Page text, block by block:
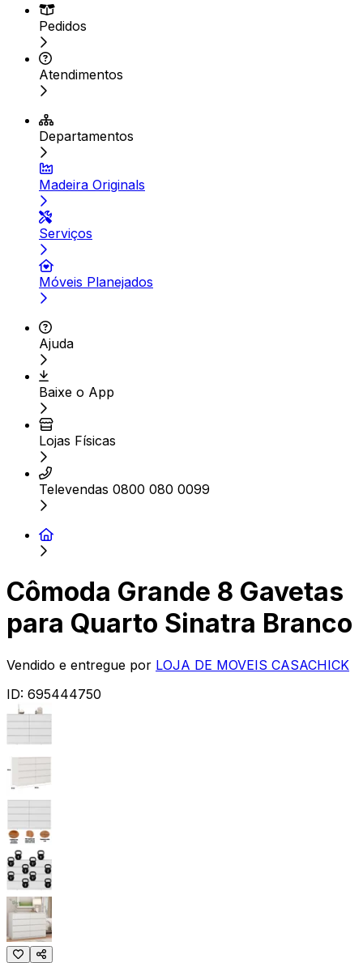
Pedidos
Atendimentos
Departamentos
Madeira Originals
Serviços
Móveis Planejados
Ajuda
Baixe o App
Lojas Físicas
Televendas 0800 080 0099
Cômoda Grande 8 Gavetas
para Quarto Sinatra Branco
Vendido e entregue por LOJA DE MOVEIS CASACHICK
ID: 695444750